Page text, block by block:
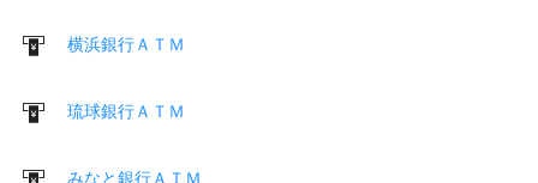
横浜銀行ＡＴＭ
琉球銀行ＡＴＭ
みなと銀行ＡＴＭ